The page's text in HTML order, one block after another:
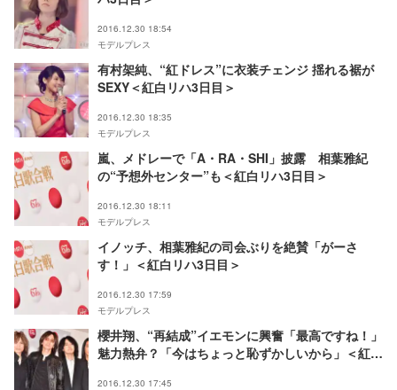
2016.12.30 18:54
モデルプレス
有村架純、“紅ドレス”に衣装チェンジ 揺れる裾が
SEXY＜紅白リハ3日目＞
2016.12.30 18:35
モデルプレス
嵐、メドレーで「A・RA・SHI」披露 相葉雅紀
の“予想外センター”も＜紅白リハ3日目＞
2016.12.30 18:11
モデルプレス
イノッチ、相葉雅紀の司会ぶりを絶賛「がーさ
す！」＜紅白リハ3日目＞
2016.12.30 17:59
モデルプレス
櫻井翔、“再結成”イエモンに興奮「最高ですね！」
魅力熱弁？「今はちょっと恥ずかしいから」＜紅白
2016.12.30 17:45